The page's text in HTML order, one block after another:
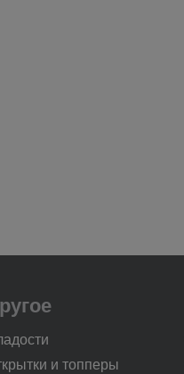
и топперы